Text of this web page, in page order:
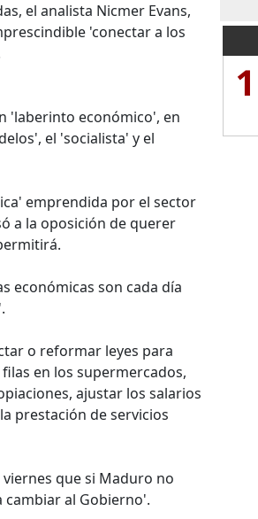
el analista Nicmer Evans,
'conectar a los
'laberinto económico', en
el 'socialista' y el
emprendida por el sector
a la oposición de querer
económicas son cada día
o reformar leyes para
en los supermercados,
ajustar los salarios
prestación de servicios
que si Maduro no
cambiar al Gobierno'.
1